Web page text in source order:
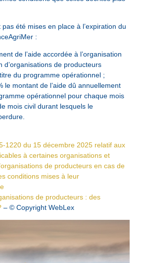
pas été mises en place à l’expiration du
:
de l’aide accordée à l’organisation
d’organisations de producteurs
du programme opérationnel ;
le montant de l’aide dû annuellement
opérationnel pour chaque mois
mois civil durant lesquels le
1220 du 15 décembre 2025 relatif aux
à certaines organisations et
de producteurs en cas de
conditions mises à leur
de producteurs : des
– © Copyright WebLex